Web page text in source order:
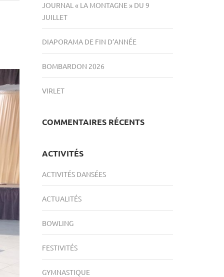
JOURNAL « LA MONTAGNE » DU 9
JUILLET
DIAPORAMA DE FIN D’ANNÉE
BOMBARDON 2026
VIRLET
COMMENTAIRES RÉCENTS
ACTIVITÉS
ACTIVITÉS DANSÉES
ACTUALITÉS
BOWLING
FESTIVITÉS
GYMNASTIQUE